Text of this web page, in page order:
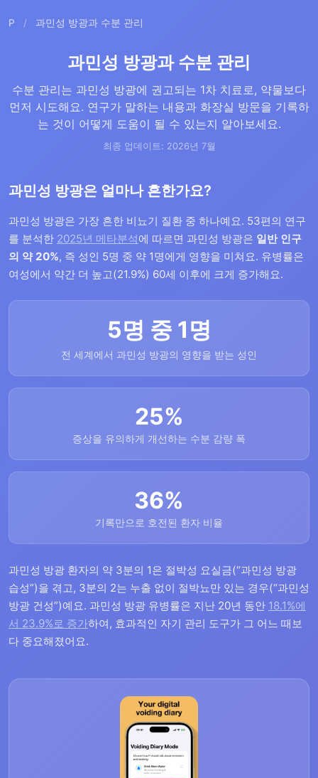
P / 과민성 방광과 수분 관리
과민성 방광과 수분 관리
수분 관리는 과민성 방광에 권고되는 1차 치료로, 약물보다
먼저 시도해요. 연구가 말하는 내용과 화장실 방문을 기록하
는 것이 어떻게 도움이 될 수 있는지 알아보세요.
최종 업데이트: 2026년 7월
과민성 방광은 얼마나 흔한가요?
과민성 방광은 가장 흔한 비뇨기 질환 중 하나예요. 53편의 연구
를 분석한 2025년 메타분석에 따르면 과민성 방광은 일반 인구
의 약 20%, 즉 성인 5명 중 약 1명에게 영향을 미쳐요. 유병률은
여성에서 약간 더 높고(21.9%) 60세 이후에 크게 증가해요.
5명 중 1명
전 세계에서 과민성 방광의 영향을 받는 성인
25%
증상을 유의하게 개선하는 수분 감량 폭
36%
기록만으로 호전된 환자 비율
과민성 방광 환자의 약 3분의 1은 절박성 요실금(“과민성 방광
습성”)을 겪고, 3분의 2는 누출 없이 절박뇨만 있는 경우(“과민성
방광 건성”)예요. 과민성 방광 유병률은 지난 20년 동안 18.1%에
서 23.9%로 증가하여, 효과적인 자기 관리 도구가 그 어느 때보
다 중요해졌어요.